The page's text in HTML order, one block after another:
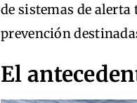
de sistemas de
prevención
El